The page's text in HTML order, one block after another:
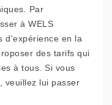
Par
à WELS
d'expérience en la
des tarifs qui
à tous. Si vous
veuillez lui passer